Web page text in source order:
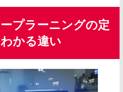
プラーニングの定
かる違い